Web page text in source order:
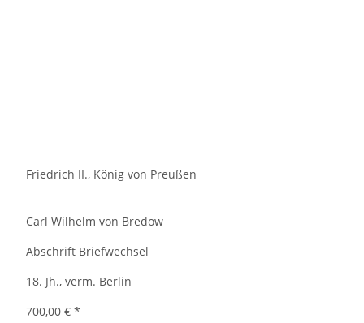
Friedrich II., König von Preußen
Carl Wilhelm von Bredow
Abschrift Briefwechsel
18. Jh., verm. Berlin
700,00 € *